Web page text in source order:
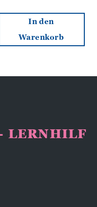
In den
Warenkorb
LERNHILF